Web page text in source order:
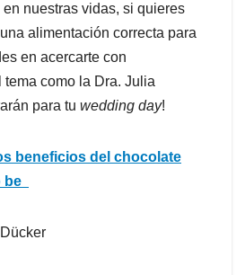
nuestras vidas, si quieres
alimentación correcta para
en acercarte con
como la Dra. Julia
para tu wedding day!
beneficios del chocolate
be
Dücker